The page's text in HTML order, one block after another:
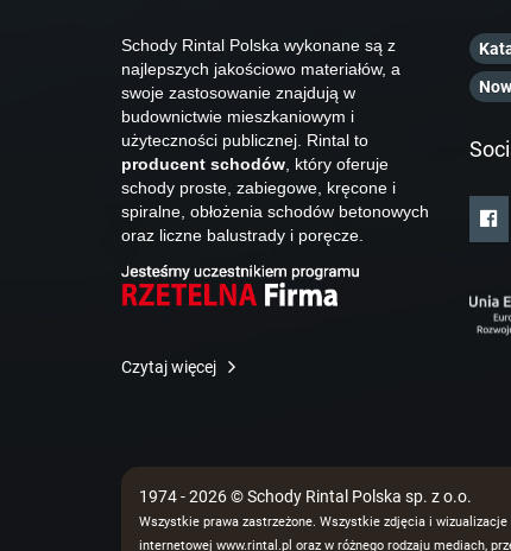
Schody Rintal Polska wykonane są z
najlepszych jakościowo materiałów, a
swoje zastosowanie znajdują w
budownictwie mieszkaniowym i
użyteczności publicznej. Rintal to
producent schodów , który oferuje
schody proste, zabiegowe, kręcone i
spiralne, obłożenia schodów betonowych
oraz liczne balustrady i poręcze.
Czytaj więcej
1974 - 2026 © Schody Rintal Polska sp. z o.o.
Wszystkie prawa zastrzeżone. Wszystkie zdjęcia i
internetowej www.rintal.pl oraz w różnego rodzaju mediach,